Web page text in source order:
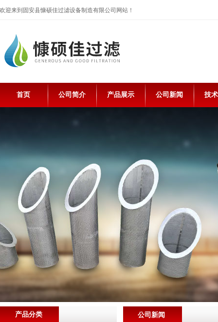
欢迎来到固安县慷硕佳过滤设备制造有限公司网站！
首页 公司简介 产品展示 公司新闻 技
公司新闻
产品分类